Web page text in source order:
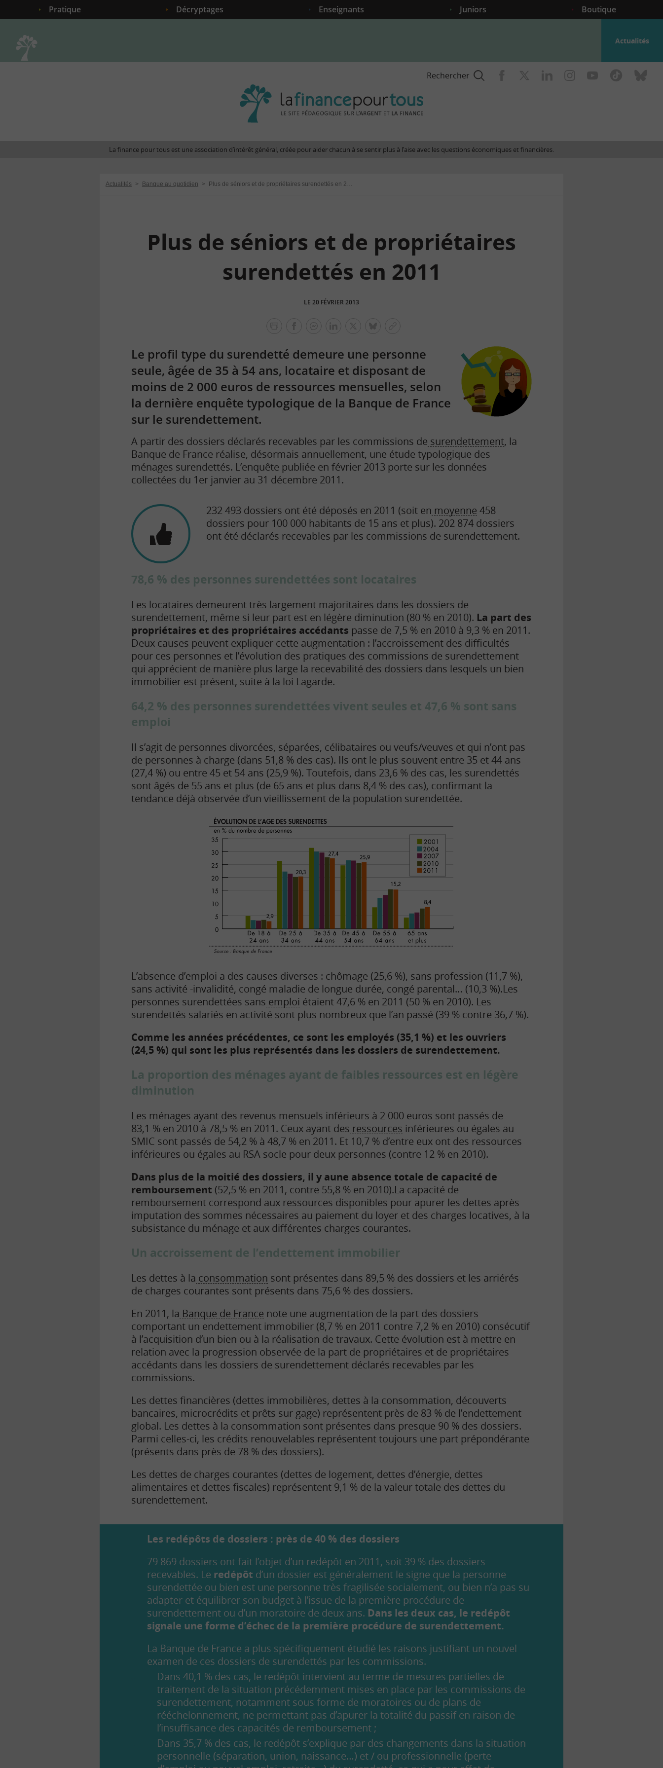
Pratique Décryptages Enseignants Juniors Boutique
Actualités
Rechercher
finance
site
La finance pour tous est une association d’intérêt général, créée pour aider chacun à se sentir plus à l’aise avec les questions économiques et financières.
Actualités > Banque au quotidien > Plus de séniors et de propriétaires surendettés en 2011
Plus de séniors et de propriétaires
surendettés en 2011
LE 20 FÉVRIER 2013
lien
Le profil type du surendetté demeure une personne
seule, âgée de 35 à 54 ans, locataire et disposant de
moins de 2 000 euros de ressources mensuelles, selon
la dernière enquête typologique de la Banque de France
sur le surendettement.
A partir des dossiers déclarés recevables par les commissions de surendettement, la
Banque de France réalise, désormais annuellement, une étude typologique des
ménages surendettés. L’enquête publiée en février 2013 porte sur les données
collectées du 1er janvier au 31 décembre 2011.
232 493 dossiers ont été déposés en 2011 (soit en moyenne 458
dossiers pour 100 000 habitants de 15 ans et plus). 202 874 dossiers
ont été déclarés recevables par les commissions de surendettement.
78,6 % des personnes surendettées sont locataires
Les locataires demeurent très largement majoritaires dans les dossiers de
surendettement, même si leur part est en légère diminution (80 % en 2010). La part des
propriétaires et des propriétaires accédants passe de 7,5 % en 2010 à 9,3 % en 2011.
Deux causes peuvent expliquer cette augmentation : l’accroissement des difficultés
pour ces personnes et l’évolution des pratiques des commissions de surendettement
qui apprécient de manière plus large la recevabilité des dossiers dans lesquels un bien
immobilier est présent, suite à la loi Lagarde.
64,2 % des personnes surendettées vivent seules et 47,6 % sont sans
emploi
Il s’agit de personnes divorcées, séparées, célibataires ou veufs/veuves et qui n’ont pas
de personnes à charge (dans 51,8 % des cas). Ils ont le plus souvent entre 35 et 44 ans
(27,4 %) ou entre 45 et 54 ans (25,9 %). Toutefois, dans 23,6 % des cas, les surendettés
sont âgés de 55 ans et plus (de 65 ans et plus dans 8,4 % des cas), confirmant la
tendance déjà observée d’un vieillissement de la population surendettée.
L’absence d’emploi a des causes diverses : chômage (25,6 %), sans profession (11,7 %),
sans activité -invalidité, congé maladie de longue durée, congé parental… (10,3 %).Les
personnes surendettées sans emploi étaient 47,6 % en 2011 (50 % en 2010). Les
surendettés salariés en activité sont plus nombreux que l’an passé (39 % contre 36,7 %).
Comme les années précédentes, ce sont les employés (35,1 %) et les ouvriers
(24,5 %) qui sont les plus représentés dans les dossiers de surendettement.
La proportion des ménages ayant de faibles ressources est en légère
diminution
Les ménages ayant des revenus mensuels inférieurs à 2 000 euros sont passés de
83,1 % en 2010 à 78,5 % en 2011. Ceux ayant des ressources inférieures ou égales au
SMIC sont passés de 54,2 % à 48,7 % en 2011. Et 10,7 % d’entre eux ont des ressources
inférieures ou égales au RSA socle pour deux personnes (contre 12 % en 2010).
Dans plus de la moitié des dossiers, il y aune absence totale de capacité de
remboursement (52,5 % en 2011, contre 55,8 % en 2010).La capacité de
remboursement correspond aux ressources disponibles pour apurer les dettes après
imputation des sommes nécessaires au paiement du loyer et des charges locatives, à la
subsistance du ménage et aux différentes charges courantes.
Un accroissement de l’endettement immobilier
Les dettes à la consommation sont présentes dans 89,5 % des dossiers et les arriérés
de charges courantes sont présents dans 75,6 % des dossiers.
En 2011, la Banque de France note une augmentation de la part des dossiers
comportant un endettement immobilier (8,7 % en 2011 contre 7,2 % en 2010) consécutif
à l’acquisition d’un bien ou à la réalisation de travaux. Cette évolution est à mettre en
relation avec la progression observée de la part de propriétaires et de propriétaires
accédants dans les dossiers de surendettement déclarés recevables par les
commissions.
Les dettes financières (dettes immobilières, dettes à la consommation, découverts
bancaires, microcrédits et prêts sur gage) représentent près de 83 % de l’endettement
global. Les dettes à la consommation sont présentes dans presque 90 % des dossiers.
Parmi celles-ci, les crédits renouvelables représentent toujours une part prépondérante
(présents dans près de 78 % des dossiers).
Les dettes de charges courantes (dettes de logement, dettes d’énergie, dettes
alimentaires et dettes fiscales) représentent 9,1 % de la valeur totale des dettes du
surendettement.
Les redépôts de dossiers : près de 40 % des dossiers
79 869 dossiers ont fait l’objet d’un redépôt en 2011, soit 39 % des dossiers
recevables. Le redépôt d’un dossier est généralement le signe que la personne
surendettée ou bien est une personne très fragilisée socialement, ou bien n’a pas su
adapter et équilibrer son budget à l’issue de la première procédure de
surendettement ou d’un moratoire de deux ans. Dans les deux cas, le redépôt
signale une forme d’échec de la première procédure de surendettement.
La Banque de France a plus spécifiquement étudié les raisons justifiant un nouvel
examen de ces dossiers de surendettés par les commissions.
Dans 40,1 % des cas, le redépôt intervient au terme de mesures partielles de
traitement de la situation précédemment mises en place par les commissions de
surendettement, notamment sous forme de moratoires ou de plans de
rééchelonnement, ne permettant pas d’apurer la totalité du passif en raison de
l’insuffisance des capacités de remboursement ;
Dans 35,7 % des cas, le redépôt s’explique par des changements dans la situation
personnelle (séparation, union, naissance…) et / ou professionnelle (perte